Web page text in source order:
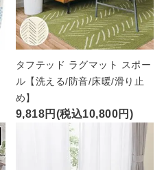
タフテッド ラグマット スポー
ル【洗える/防音/床暖/滑り止
め】
9,818円(税込10,800円)